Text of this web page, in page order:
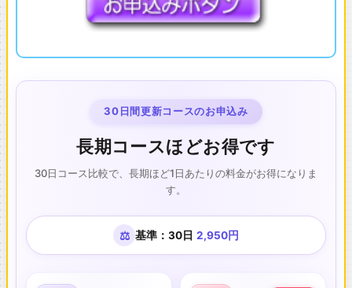
30日間更新コースのお申込み
長期コースほどお得です
30日コース比較で、長期ほど1日あたりの料金がお得になりま
す。
⚖ 基準：30日 2,950円